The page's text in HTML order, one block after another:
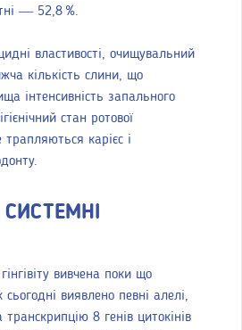
— 52,8 %.
властивості, очищувальний
кількість слини, що
інтенсивність запального
стан ротової
карієс і
вивчена поки що
виявлено певні алелі,
8 генів цитокінів